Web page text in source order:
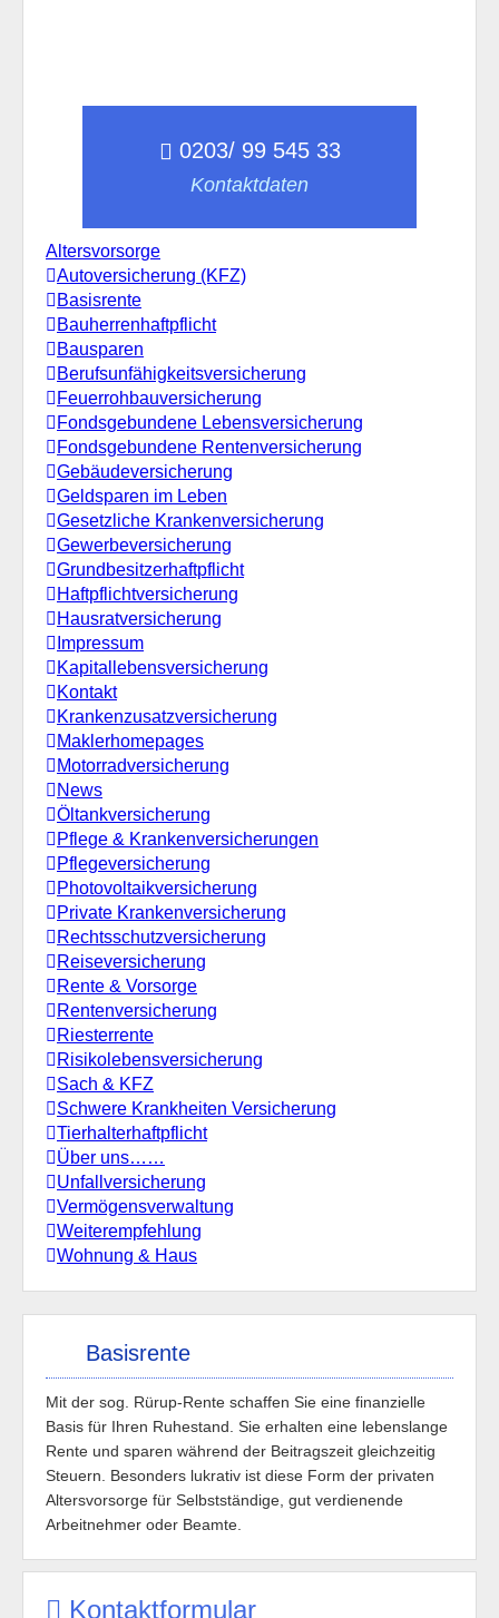
0203/ 99 545 33
Kontaktdaten
Altersvorsorge
Autoversicherung (KFZ)
Basisrente
Bauherrenhaftpflicht
Bausparen
Berufs­unfähigkeitsversicherung
Feuerrohbauversicherung
Fondsgebundene Lebensversicherung
Fondsgebundene Rentenversicherung
Gebäudeversicherung
Geldsparen im Leben
Gesetzliche Krankenversicherung
Gewerbeversicherung
Grundbesitzerhaftpflicht
Haftpflichtversicherung
Hausratversicherung
Impressum
Kapitallebensversicherung
Kontakt
Krankenzusatzversicherung
Maklerhomepages
Motorradversicherung
News
Öltankversicherung
Pflege & Krankenversicherungen
Pflegeversicherung
Photovoltaikversicherung
Private Krankenversicherung
Rechtsschutzversicherung
Reiseversicherung
Rente & Vorsorge
Rentenversicherung
Riesterrente
Risikolebensversicherung
Sach & KFZ
Schwere Krankheiten Versicherung
Tierhalterhaftpflicht
Über uns……
Unfallversicherung
Vermögensverwaltung
Weiterempfehlung
Wohnung & Haus
Basisrente
Mit der sog. Rürup-Rente schaffen Sie eine finanzielle
Basis für Ihren Ruhestand. Sie erhalten eine lebenslange
Rente und sparen während der Beitragszeit gleichzeitig
Steuern. Besonders lukrativ ist diese Form der privaten
Altersvorsorge für Selbstständige, gut verdienende
Arbeitnehmer oder Beamte.
Kontaktformular